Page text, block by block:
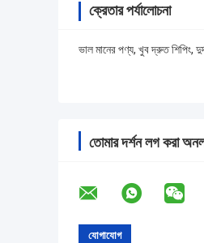
ক্রেতার পর্যালোচনা
ভাল মানের পণ্য, খুব দ্রুত শিপিং,
তোমার দর্শন লগ করা